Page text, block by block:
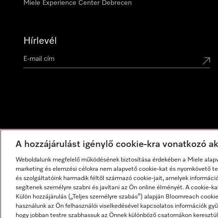
Miele Experience Center Debrecen
Hírlevél
A hozzájárulást igénylő cookie-kra vonatkozó
Weboldalunk megfelelő működésének biztosítása érdekében a Miele
marketing és elemzési célokra nem alapvető cookie-kat és nyomkövető
és szolgáltatóink harmadik féltől származó cookie-jait, amelyek
segítenek személyre szabni és javítani az Ön online élményét. A cookie-
Külön hozzájárulás („Teljes személyre szabás”) alapján Bloomreach
használunk az Ön felhasználói viselkedésével kapcsolatos információk
hogy jobban testre szabhassuk az Önnek különböző csatornákon